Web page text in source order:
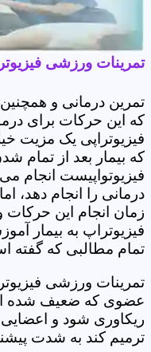
تمرینات ورزشی
تمرین درمانی و
که این حرکات برای
فیزیوتراپی یک مزیت
که بیمار بعد از تمام
فیزیوتواپیست انجام
درمانی را انجام دهد،
زمان انجام این حرکات
فیزیوتراپ به بیمار
تمام مطالبی که گفته
تمرینات ورزشی
عضوی که ضعیف شده
ریکاوری شود و
ترمیم کند به شدت